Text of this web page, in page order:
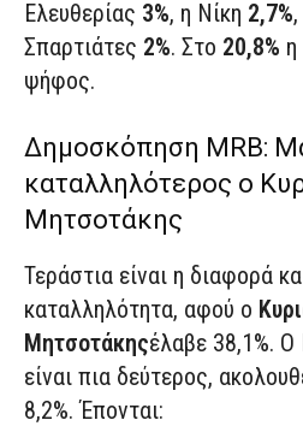
Ελευθερίας 3%, η Νίκη 2,7%
Σπαρτιάτες 2%. Στο 20,8% η
ψήφος.
Δημοσκόπηση MRB:
καταλληλότερος ο
Μητσοτάκης
Τεράστια είναι η διαφορά
καταλληλότητα, αφού ο
Μητσοτάκηςέλαβε 38,1%.
είναι πια δεύτερος,
8,2%. Έπονται: